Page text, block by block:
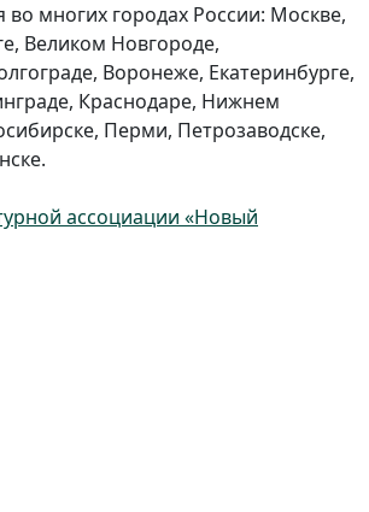
многих городах России: Москве,
Великом Новгороде,
Воронеже, Екатеринбурге,
Краснодаре, Нижнем
Перми, Петрозаводске,
ассоциации «Новый